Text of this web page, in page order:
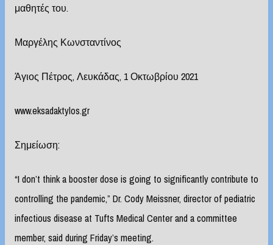
μαθητές του.
Μαργέλης Κωνσταντίνος
Άγιος Πέτρος, Λευκάδας, 1 Οκτωβρίου 2021
www.eksadaktylos.gr
Σημείωση:
“I don’t think a booster dose is going to significantly contribute to
controlling the pandemic,” Dr. Cody Meissner, director of pediatric
infectious disease at Tufts Medical Center and a committee
member, said during Friday’s meeting.